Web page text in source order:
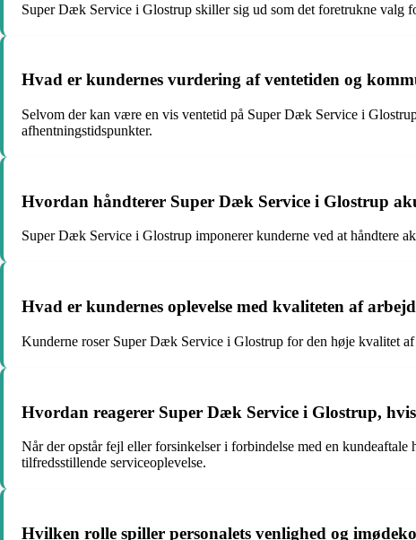
Super Dæk Service i Glostrup skiller sig ud som det foretrukne valg
Hvad er kundernes vurdering af ventetiden og
Selvom der kan være en vis ventetid på Super Dæk Service i
afhentningstidspunkter.
Hvordan håndterer Super Dæk Service i Glostrup
Super Dæk Service i Glostrup imponerer kunderne ved at håndtere
Hvad er kundernes oplevelse med kvaliteten af
Kunderne roser Super Dæk Service i Glostrup for den høje kvalitet
Hvordan reagerer Super Dæk Service i Glostrup,
Når der opstår fejl eller forsinkelser i forbindelse med en
tilfredsstillende serviceoplevelse.
Hvilken rolle spiller personalets venlighed og